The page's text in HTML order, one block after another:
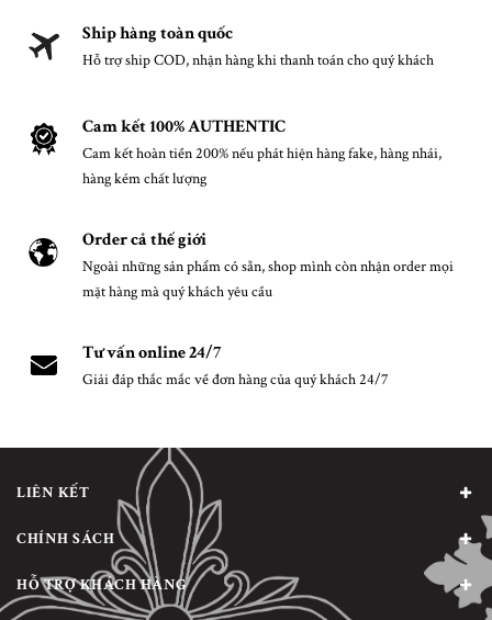
Ship hàng toàn quốc
Hỗ trợ ship COD, nhận hàng khi thanh toán cho quý khách
Cam kết 100% AUTHENTIC
Cam kết hoàn tiền 200% nếu phát hiện hàng fake, hàng nhái,
hàng kém chất lượng
Order cả thế giới
Ngoài những sản phẩm có sẵn, shop mình còn nhận order mọi
mặt hàng mà quý khách yêu cầu
Tư vấn online 24/7
Giải đáp thắc mắc về đơn hàng của quý khách 24/7
LIÊN KẾT
CHÍNH SÁCH
HỖ TRỢ KHÁCH HÀNG